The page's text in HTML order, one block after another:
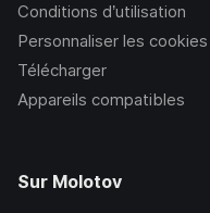
Conditions d’utilisation
Personnaliser les cookies
Télécharger
Appareils compatibles
Sur Molotov